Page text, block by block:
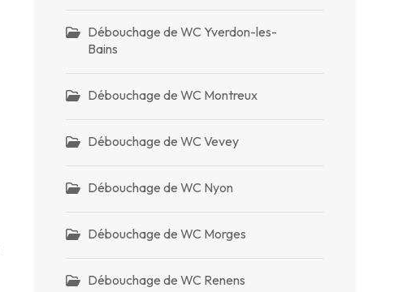
Débouchage de WC Yverdon-les-
Bains
Débouchage de WC Montreux
Débouchage de WC Vevey
Débouchage de WC Nyon
Débouchage de WC Morges
Débouchage de WC Renens